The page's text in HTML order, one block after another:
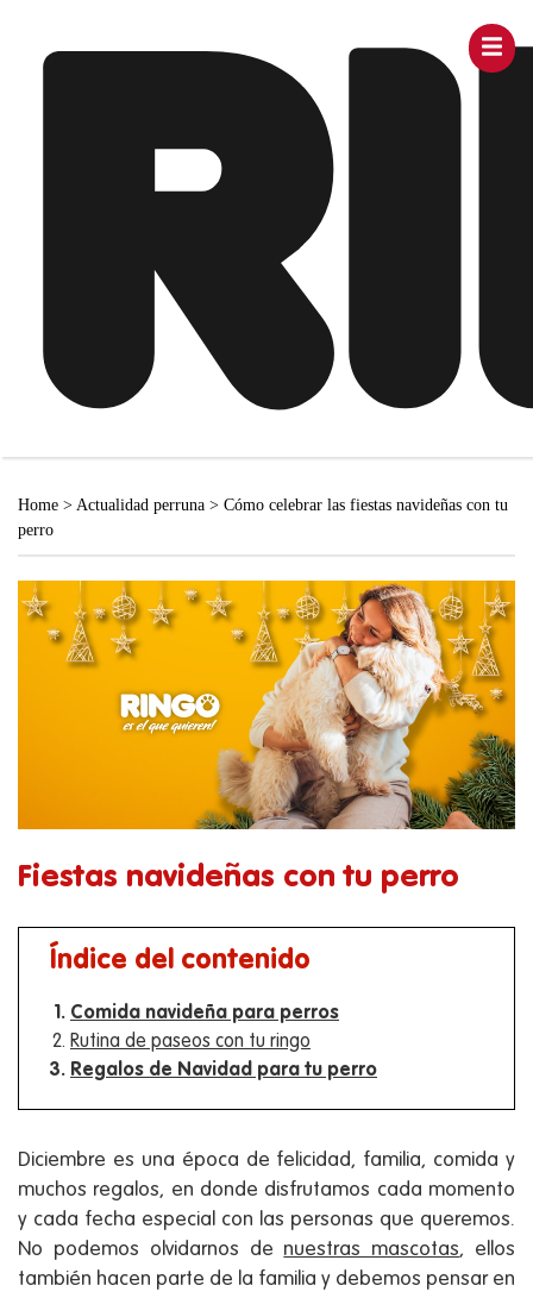
Home > Actualidad perruna > Cómo celebrar las fiestas navideñas con tu
perro
Fiestas navideñas con tu perro
Índice del contenido
Comida navideña para perros
Rutina de paseos con tu ringo
Regalos de Navidad para tu perro
Diciembre es una época de felicidad, familia, comida y
muchos regalos, en donde disfrutamos cada momento
y cada fecha especial con las personas que queremos.
No podemos olvidarnos de nuestras mascotas, ellos
también hacen parte de la familia y debemos pensar en